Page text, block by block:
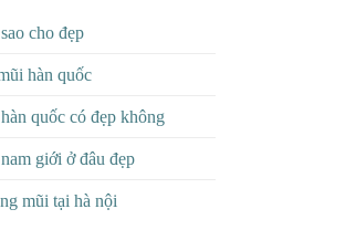
cho đẹp
hàn quốc
quốc có đẹp không
giới ở đâu đẹp
mũi tại hà nội